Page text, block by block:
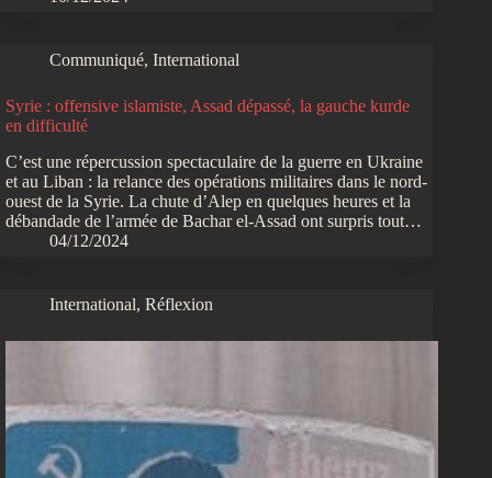
Communiqué, International
Syrie : offensive islamiste, Assad dépassé, la gauche kurde
en difficulté
C’est une répercussion spectaculaire de la guerre en Ukraine
et au Liban : la relance des opérations militaires dans le nord-
ouest de la Syrie. La chute d’Alep en quelques heures et la
débandade de l’armée de Bachar el-Assad ont surpris tout…
04/12/2024
International, Réflexion